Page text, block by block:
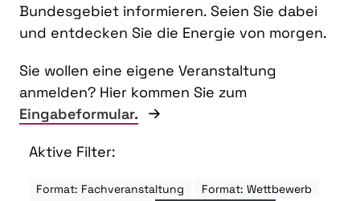
Bundesgebiet informieren. Seien Sie dabei
und entdecken Sie die Energie von morgen.
Sie wollen eine eigene Veranstaltung
anmelden? Hier kommen Sie zum
Eingabeformular.
Aktive Filter:
Format: Fachveranstaltung
Format: Wettbewerb